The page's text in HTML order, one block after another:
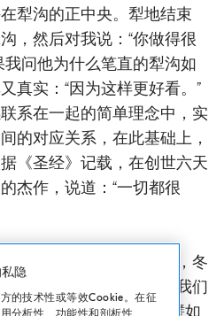
犁沟的正中央。犁地结束
，然后对我说：“你做得很
我问他为什么笔直的犁沟如
真实：“因为这样更好看。”
系在一起的简单理念中，实
的对应关系，在此基础上，
《圣经》记载，在创世六天
杰作，说道：“一切都很
律，早晨很早就吃早餐，冬
奶和大麦咖啡。之后，我们
丰盛的“强化”早餐，有譬如
隐
的技术性或等效Cookie。在征
分析性、功能性和剖析性